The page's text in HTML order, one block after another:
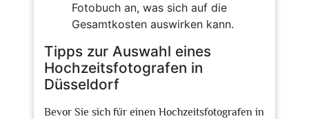
Fotobuch an, was sich auf die
Gesamtkosten auswirken kann.
Tipps zur Auswahl eines
Hochzeitsfotografen in
Düsseldorf
Bevor Sie sich für einen Hochzeitsfotografen in